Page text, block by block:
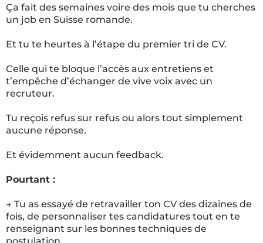
Ça fait des semaines voire des mois que tu cherches
un job en Suisse romande.
Et tu te heurtes à l’étape du premier tri de CV.
Celle qui te bloque l’accès aux entretiens et
t’empêche d’échanger de vive voix avec un
recruteur.
Tu reçois refus sur refus ou alors tout simplement
aucune réponse.
Et évidemment aucun feedback.
Pourtant :
→ Tu as essayé de retravailler ton CV des dizaines de
fois, de personnaliser tes candidatures tout en te
renseignant sur les bonnes techniques de